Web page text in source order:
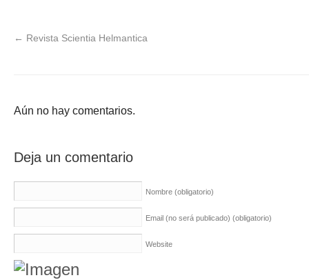
← Revista Scientia Helmantica
Aún no hay comentarios.
Deja un comentario
Nombre (obligatorio)
Email (no será publicado) (obligatorio)
Website